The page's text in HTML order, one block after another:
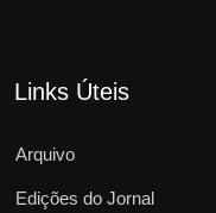
Links Úteis
Arquivo
Edições do Jornal